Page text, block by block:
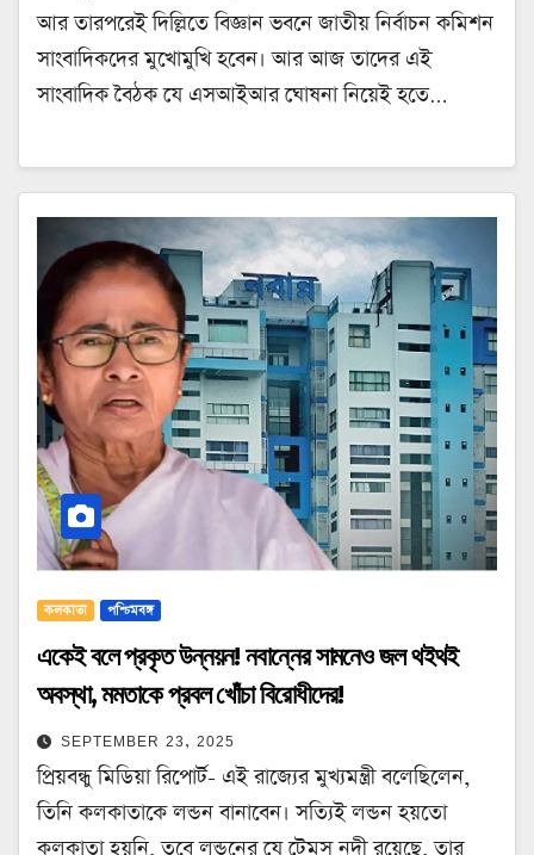
আর তারপরেই দিল্লিতে বিজ্ঞান ভবনে জাতীয় নির্বাচন কমিশন
সাংবাদিকদের মুখোমুখি হবেন। আর আজ তাদের এই
সাংবাদিক বৈঠক যে এসআইআর ঘোষনা নিয়েই হতে…
কলকাতা পশ্চিমবঙ্গ
একেই বলে প্রকৃত উন্নয়ন! নবান্নের সামনেও জল থইথই
অবস্থা, মমতাকে প্রবল খোঁচা বিরোধীদের!
SEPTEMBER 23, 2025
প্রিয়বন্ধু মিডিয়া রিপোর্ট- এই রাজ্যের মুখ্যমন্ত্রী বলেছিলেন,
তিনি কলকাতাকে লন্ডন বানাবেন‌। সত্যিই লন্ডন হয়তো
কলকাতা হয়নি, তবে লন্ডনের যে টেমস নদী রয়েছে, তার